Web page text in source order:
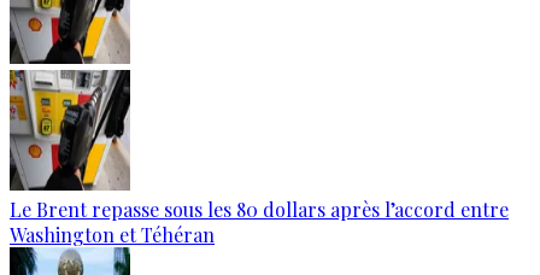
Le Brent repasse sous les 80 dollars après l’accord entre
Washington et Téhéran